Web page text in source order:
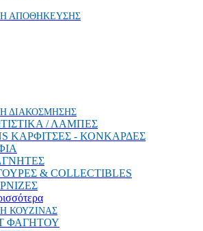
ΑΠΟΘΗΚΕΥΣΗΣ
ΔΙΑΚΟΣΜΗΣΗΣ
/ ΛΑΜΠΕΣ
ΚΑΡΦΙΤΣΕΣ - ΚΟΝΚΑΡΔΕΣ
& COLLECTIBLES
ΚΟΥΖΙΝΑΣ
ΦΑΓΗΤΟΥ